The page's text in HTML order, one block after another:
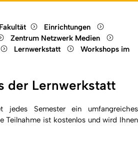
Einrichtungen
Zentrum Netzwerk Medien
Lernwerkstatt
Workshops im
der Lernwerkstatt
jedes Semester ein umfangreiches
Teilnahme ist kostenlos und wird Ihnen